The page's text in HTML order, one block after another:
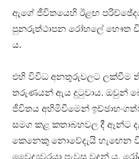
ඇගේ ජීවිතයෙහි ඊළඟ
පුනරුත්ථාපන රෝහලේ භෞත
ය.
එහි විවිධ අනතුරුවලට ලක්වීම
තරුණයන් ඇය දුටුවාය. ඔවුන්
ජීවිතය අහිමිවීමෙන්
සමග කළ කතාබහවල දී ඈන්ට
කෙනෙකු නොවේදැයි හැඟෙන
වෛද්‍යවරයා පැවසූ වදන් ය.